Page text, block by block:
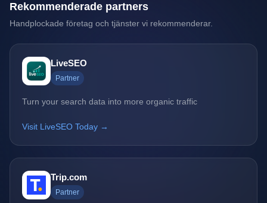
Rekommenderade partners
Handplockade företag och tjänster vi rekommenderar.
LiveSEO
Partner
Turn your search data into more organic traffic
Visit LiveSEO Today →
Trip.com
Partner